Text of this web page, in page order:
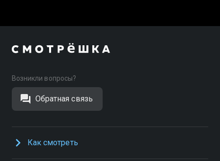
Возникли вопросы?
Обратная связь
Как смотреть